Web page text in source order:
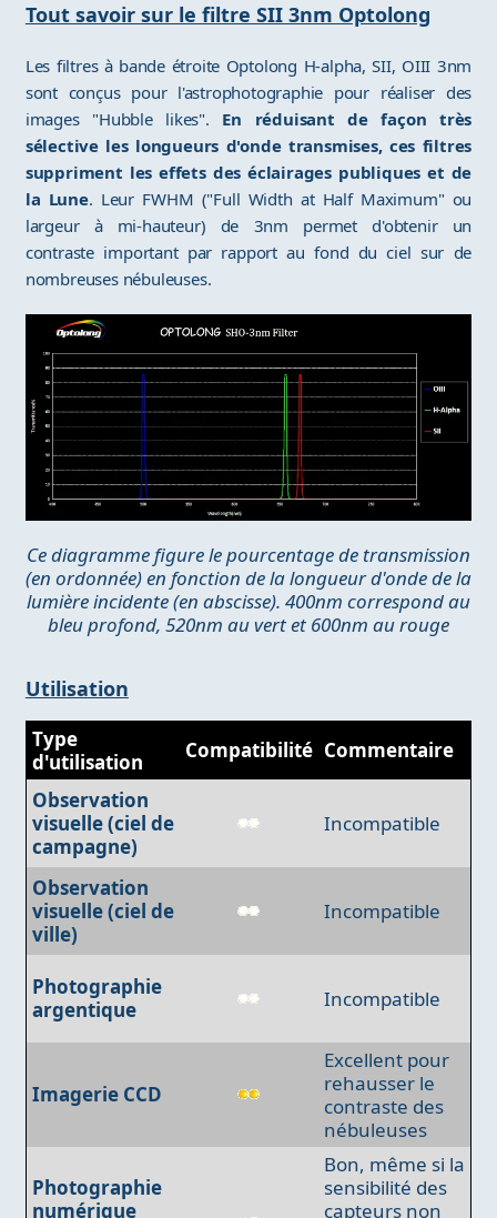
Tout savoir sur le filtre SII 3nm Optolong
Les filtres à bande étroite Optolong H-alpha, SII, OIII 3nm
sont conçus pour l'astrophotographie pour réaliser des
images "Hubble likes". En réduisant de façon très
sélective les longueurs d'onde transmises, ces filtres
suppriment les effets des éclairages publiques et de
la Lune. Leur FWHM ("Full Width at Half Maximum" ou
largeur à mi-hauteur) de 3nm permet d'obtenir un
contraste important par rapport au fond du ciel sur de
nombreuses nébuleuses.
Ce diagramme figure le pourcentage de transmission
(en ordonnée) en fonction de la longueur d'onde de la
lumière incidente (en abscisse). 400nm correspond au
bleu profond, 520nm au vert et 600nm au rouge
Utilisation
Type
d'utilisation
Compatibilité Commentaire
Observation
visuelle (ciel de
campagne)
Incompatible
Observation
visuelle (ciel de
ville)
Incompatible
Photographie
argentique
Incompatible
Imagerie CCD
Excellent pour
rehausser le
contraste des
nébuleuses
Photographie
numérique
Bon, même si la
sensibilité des
capteurs non